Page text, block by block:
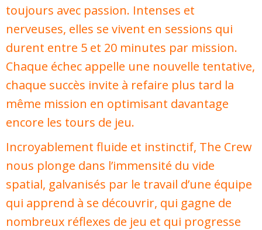
toujours avec passion. Intenses et
nerveuses, elles se vivent en sessions qui
durent entre 5 et 20 minutes par mission.
Chaque échec appelle une nouvelle tentative,
chaque succès invite à refaire plus tard la
même mission en optimisant davantage
encore les tours de jeu.
Incroyablement fluide et instinctif, The Crew
nous plonge dans l’immensité du vide
spatial, galvanisés par le travail d’une équipe
qui apprend à se découvrir, qui gagne de
nombreux réflexes de jeu et qui progresse